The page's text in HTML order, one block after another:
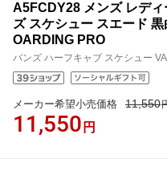
A5FCDY28 メンズ レデ
ズ スケシュー スエード
OARDING PRO
バンズ ハーフキャブ スケシュー
メーカー希望小売価格 11,550
11,550 円